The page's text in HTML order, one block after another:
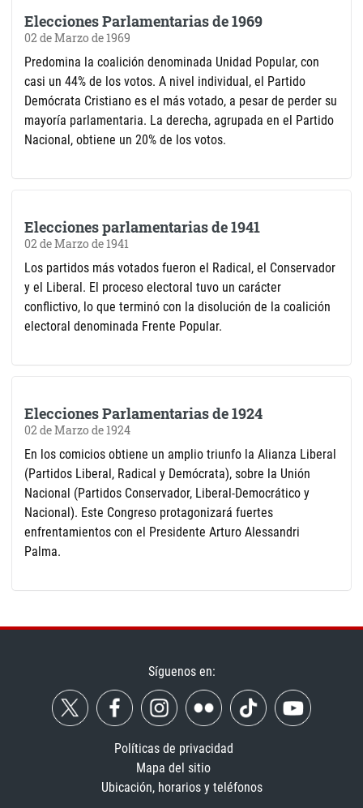
Elecciones Parlamentarias de 1969
02 de Marzo de 1969
Predomina la coalición denominada Unidad Popular, con
casi un 44% de los votos. A nivel individual, el Partido
Demócrata Cristiano es el más votado, a pesar de perder su
mayoría parlamentaria. La derecha, agrupada en el Partido
Nacional, obtiene un 20% de los votos.
Elecciones parlamentarias de 1941
02 de Marzo de 1941
Los partidos más votados fueron el Radical, el Conservador
y el Liberal. El proceso electoral tuvo un carácter
conflictivo, lo que terminó con la disolución de la coalición
electoral denominada Frente Popular.
Elecciones Parlamentarias de 1924
02 de Marzo de 1924
En los comicios obtiene un amplio triunfo la Alianza Liberal
(Partidos Liberal, Radical y Demócrata), sobre la Unión
Nacional (Partidos Conservador, Liberal-Democrático y
Nacional). Este Congreso protagonizará fuertes
enfrentamientos con el Presidente Arturo Alessandri
Palma.
Síguenos en:
Políticas de privacidad
Mapa del sitio
Ubicación, horarios y teléfonos